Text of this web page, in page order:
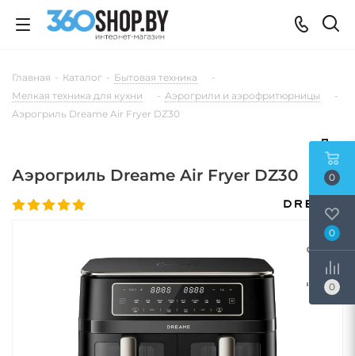
Главная - Каталог - Бытовая техника
-
Мелкая техника для кухни
- Аэрогрили и аэрофритюрницы
-
Аэрогриль Dreame Air Fryer DZ30
Аэрогриль Dreame Air Fryer DZ30 0
0
0